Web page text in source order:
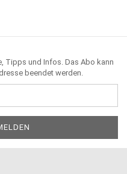
Tipps und Infos. Das Abo kann
beendet werden.